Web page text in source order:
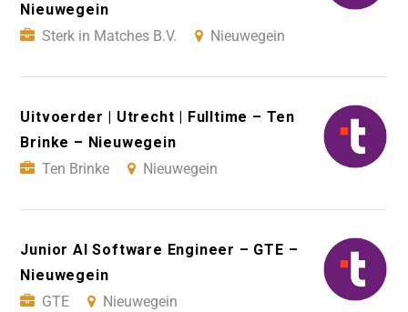
Nieuwegein
Sterk in Matches B.V.
Nieuwegein
Uitvoerder | Utrecht | Fulltime – Ten
Brinke – Nieuwegein
Ten Brinke
Nieuwegein
Junior AI Software Engineer – GTE –
Nieuwegein
GTE
Nieuwegein